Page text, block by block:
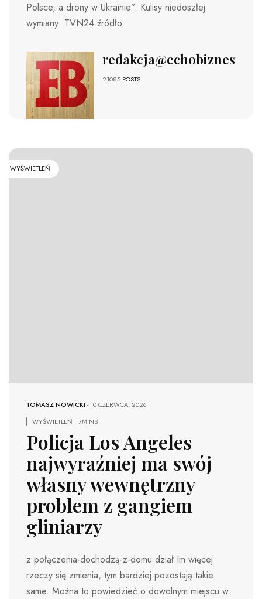
Polsce, a drony w Ukrainie”. Kulisy niedoszłej
wymiany TVN24 źródło
redakcja@echobiznesu.pl
21085 POSTS
WYŚWIETLEŃ
TOMASZ NOWICKI -10 CZERWCA, 2026
WYŚWIETLEŃ
7MINS
Policja Los Angeles
najwyraźniej ma swój
własny wewnętrzny
problem z gangiem
gliniarzy
z połączenia-dochodzą-z-domu dział Im więcej
rzeczy się zmienia, tym bardziej pozostają takie
same. Można to powiedzieć o dowolnym miejscu w